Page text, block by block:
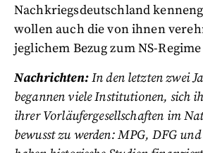
Nachkriegsdeutschland
wollen auch die von ihnen
jeglichem Bezug zum NS-
Nachrichten:In den letzten zwei
begannen viele Institutionen, sich
ihrer Vorläufergesellschaften im
bewusst zu werden: MPG, DFG